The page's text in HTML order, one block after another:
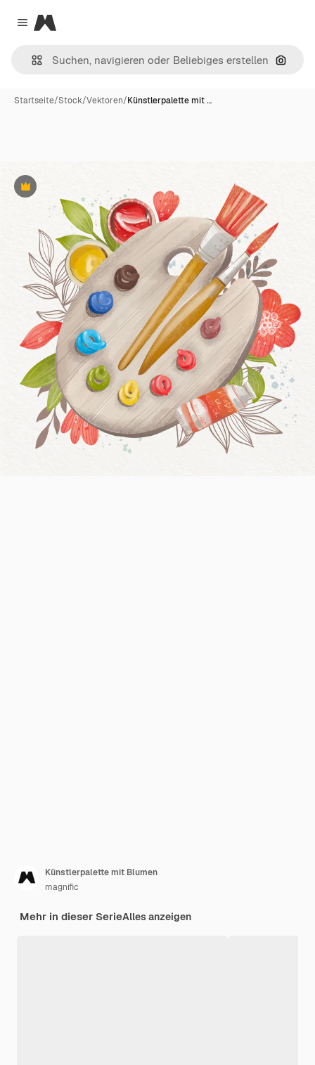
Close menu
Magnific
Nach
Startseite/Stock/Vektoren/Künstlerpalette mit …
Premium
Künstlerpalette mit Blumen
magnific
Mehr in dieser SerieAlles anzeigen